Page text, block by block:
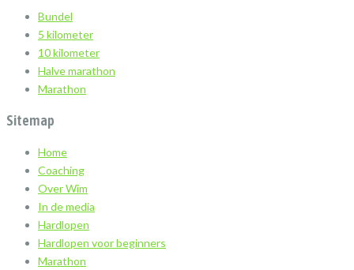
Bundel
5 kilometer
10 kilometer
Halve marathon
Marathon
Sitemap
Home
Coaching
Over Wim
In de media
Hardlopen
Hardlopen voor beginners
Marathon